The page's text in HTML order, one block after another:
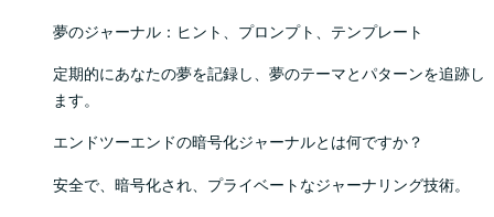
夢のジャーナル：ヒント、プロンプト、テンプレート
定期的にあなたの夢を記録し、夢のテーマとパターンを追跡し
ます。
エンドツーエンドの暗号化ジャーナルとは何ですか？
安全で、暗号化され、プライベートなジャーナリング技術。